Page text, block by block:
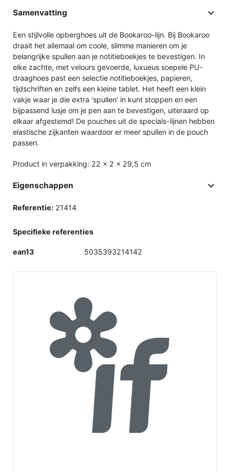
Samenvatting 
Een stijlvolle opberghoes uit de Bookaroo-lijn. Bij Bookaroo
draait het allemaal om coole, slimme manieren om je
belangrijke spullen aan je notitieboekjes te bevestigen. In
elke zachte, met velours gevoerde, luxueus soepele PU-
draaghoes past een selectie notitieboekjes, papieren,
tijdschriften en zelfs een kleine tablet. Het heeft een klein
vakje waar je die extra 'spullen' in kunt stoppen en een
bijpassend lusje om je pen aan te bevestigen, uiteraard op
elkaar afgestemd! De pouches uit de specials-lijnen hebben
elastische zijkanten waardoor er meer spullen in de pouch
passen.
Product in verpakking: 22 x 2 x 29,5 cm
Eigenschappen 
Referentie: 21414
Specifieke referenties
ean13 5035393214142